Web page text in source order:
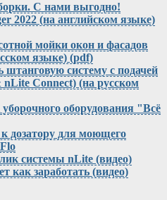
С нами выгодно!
2022 (на английском языке)
мойки окон и фасадов
языке) (pdf)
систему c подачей
Connect) (на русском
оборудования "Всё
дозатору для моющего
системы nLite (видео)
как заработать (видео)